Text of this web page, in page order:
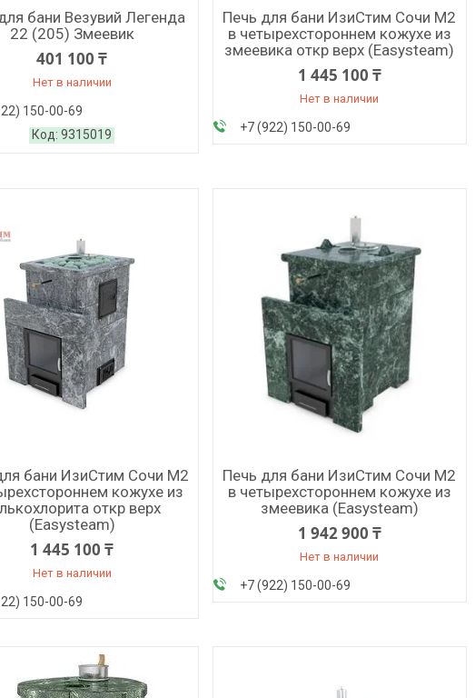
бани Везувий Легенда
22 (205) Змеевик
401 100 ₸
Нет в наличии
150-00-69
9315019
Печь для бани ИзиСтим Сочи М2
в четырехстороннем кожухе из
змеевика откр верх (Easysteam)
1 445 100 ₸
Нет в наличии
+7 (922) 150-00-69
бани ИзиСтим Сочи М2
кожухе из
откр верх
(Easysteam)
1 445 100 ₸
Нет в наличии
150-00-69
Печь для бани ИзиСтим Сочи М2
в четырехстороннем кожухе из
змеевика (Easysteam)
1 942 900 ₸
Нет в наличии
+7 (922) 150-00-69